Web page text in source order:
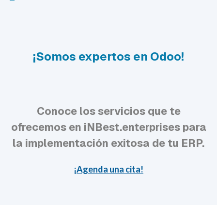
¡Somos expertos en Odoo!
Conoce los servicios que te
ofrecemos en iNBest.enterprises para
la implementación exitosa de tu ERP.
¡Agenda una cita!